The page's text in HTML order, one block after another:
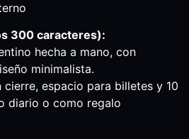
300 caracteres):
hecha a mano, con
minimalista.
espacio para billetes y 10
diario o como regalo